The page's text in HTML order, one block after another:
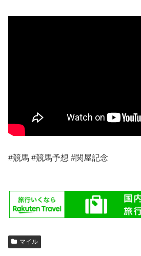
#競馬 #競馬予想 #関屋記念
マイル